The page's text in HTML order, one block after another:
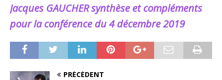
Jacques GAUCHER synthèse et compléments
pour la conférence du 4 décembre 2019
PRÉCÉDENT